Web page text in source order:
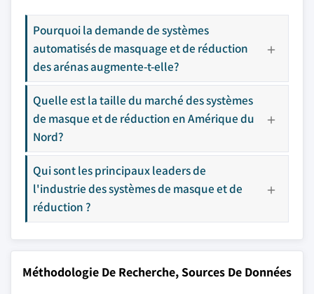
Pourquoi la demande de systèmes
automatisés de masquage et de réduction
des arénas augmente-t-elle?
Quelle est la taille du marché des systèmes
de masque et de réduction en Amérique du
Nord?
Qui sont les principaux leaders de
l'industrie des systèmes de masque et de
réduction ?
Méthodologie De Recherche, Sources De Données